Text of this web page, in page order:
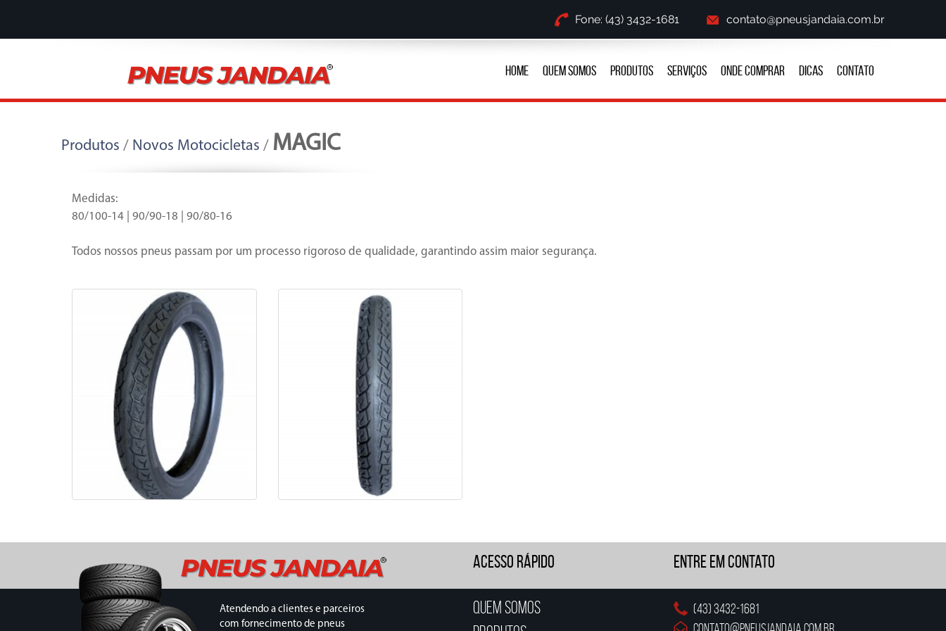
Fone: (43) 3432-1681 contato@pneusjandaia.com.br
HOME QUEM SOMOS PRODUTOS SERVIÇOS ONDE COMPRAR DICAS CONTATO
Produtos / Novos Motocicletas / MAGIC
Medidas:
80/100-14 | 90/90-18 | 90/80-16
Todos nossos pneus passam por um processo rigoroso de qualidade, garantindo assim maior segurança.
Atendendo a clientes e parceiros
com fornecimento de pneus
ACESSO RÁPIDO
Quem Somos
Entre em Contato
(43) 3432-1681